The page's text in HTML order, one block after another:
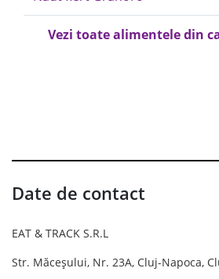
Vezi toate alimentele din
Date de contact
EAT & TRACK S.R.L
Str. Măceșului, Nr. 23A, Cluj-Napoca,